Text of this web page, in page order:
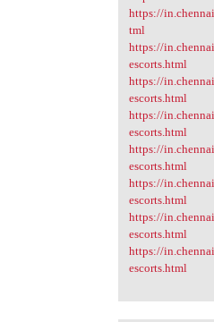
https://
tml
https://
escorts.html
https://
escorts.html
https://
escorts.html
https://
escorts.html
https://
escorts.html
https://
escorts.html
https://
escorts.html